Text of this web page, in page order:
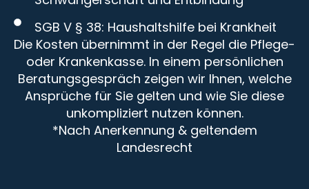
SGB V § 38: Haushaltshilfe bei Krankheit
Die Kosten übernimmt in der Regel die Pflege-
oder Krankenkasse. In einem persönlichen
Beratungsgespräch zeigen wir Ihnen, welche
Ansprüche für Sie gelten und wie Sie diese
unkompliziert nutzen können.
*Nach Anerkennung & geltendem
Landesrecht